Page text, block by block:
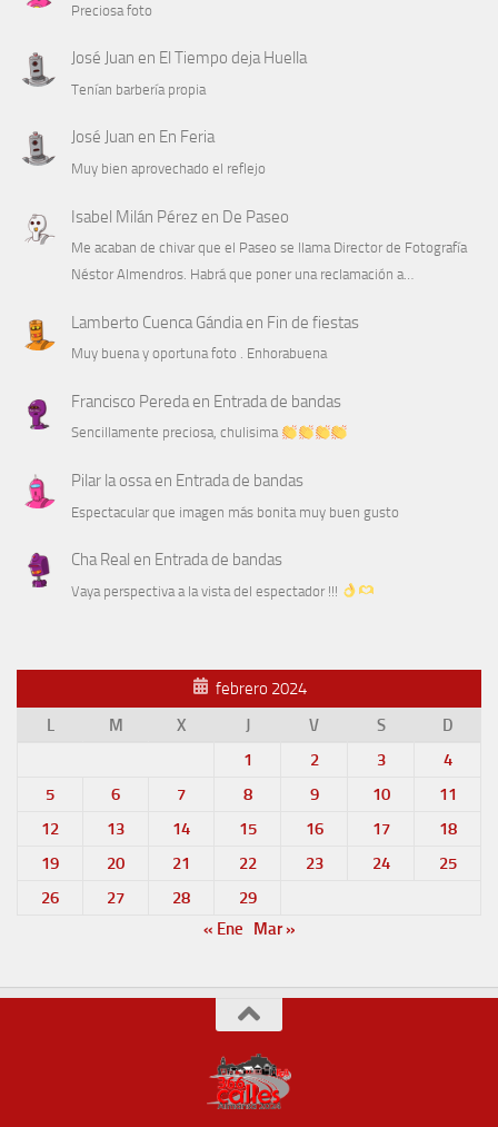
Preciosa foto
José Juan en El Tiempo deja Huella
Tenían barbería propia
José Juan en En Feria
Muy bien aprovechado el reflejo
Isabel Milán Pérezen De Paseo
Me acaban de chivar que el Paseo se llama Director de Fotografía
Néstor Almendros. Habrá que poner una reclamación a…
Lamberto Cuenca Gándiaen Fin de fiestas
Muy buena y oportuna foto . Enhorabuena
Francisco Peredaen Entrada de bandas
Sencillamente preciosa, chulisima
Pilar la ossaen Entrada de bandas
Espectacular que imagen más bonita muy buen gusto
Cha Real en Entrada de bandas
Vaya perspectiva a la vista del espectador !!!
febrero 2024
L
M X J V S
D
1
2 3
4
5
6 7 8 9 10
11
12
13 14 15 16 17
18
19
20 21 22 23 24
25
26
27 28
29
« Ene
Mar »